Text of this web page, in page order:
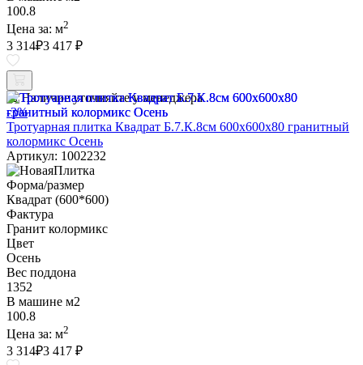
100.8
Цена за: м2
3 314₽3 417 ₽
Наличие уточняйте у менеджера
-3%
Тротуарная плитка Квадрат Б.7.К.8см 600х600х80 гранитный
колормикс Осень
Артикул: 1002232
Форма/размер
Квадрат (600*600)
Фактура
Гранит колормикс
Цвет
Осень
Вес поддона
1352
В машине м2
100.8
Цена за: м2
3 314₽3 417 ₽